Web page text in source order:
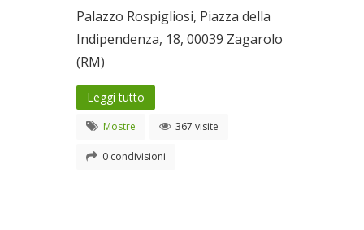
Palazzo Rospigliosi, Piazza della
Indipendenza, 18, 00039 Zagarolo
(RM)
Leggi tutto
Mostre 367 visite
0 condivisioni